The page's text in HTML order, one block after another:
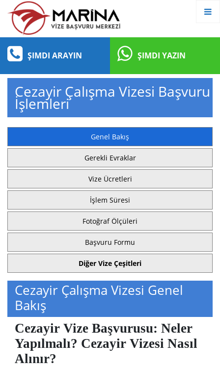
ŞIMDI ARAYIN ŞIMDI YAZIN
Cezayir Çalışma Vizesi Başvuru
İşlemleri
Genel Bakış
Gerekli Evraklar
Vize Ücretleri
İşlem Süresi
Fotoğraf Ölçüleri
Başvuru Formu
Diğer Vize Çeşitleri
Cezayir Çalışma Vizesi Genel
Bakış
Cezayir Vize Başvurusu: Neler
Yapılmalı? Cezayir Vizesi Nasıl
Alınır?